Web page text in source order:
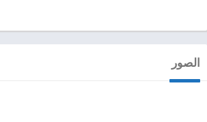
الصور